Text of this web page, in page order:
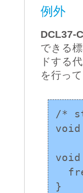
例外
DCL37-
できる
ドする
を行っ
/*
}